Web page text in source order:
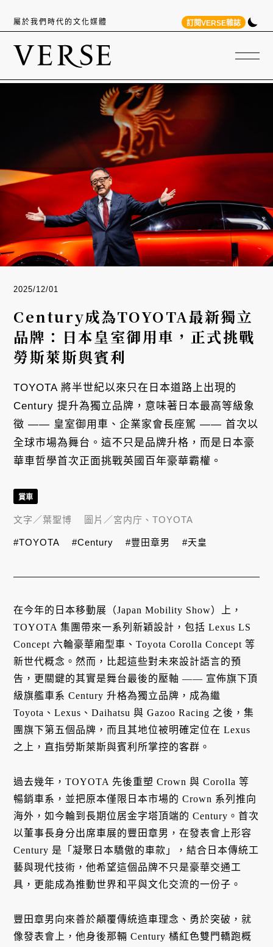
屬於我們時代的文化媒體 訂閱VERSE雜誌
2025/12/01
Century成為TOYOTA最新獨立
品牌：日本皇室御用車，正式挑戰
勞斯萊斯與賓利
TOYOTA 將半世紀以來只在日本道路上出現的
Century 提升為獨立品牌，意味著日本最高等級象
徵 —— 皇室御用車、企業家會長座駕 —— 首次以
全球市場為舞台。這不只是品牌升格，而是日本豪
華車哲學首次正面挑戰英國百年豪華霸權。
在今年的日本移動展（Japan Mobility Show）上，
TOYOTA 集團帶來一系列新穎設計，包括 Lexus LS
Concept 六輪豪華廂型車、Toyota Corolla Concept 等
新世代概念。然而，比起這些對未來設計語言的預
告，更關鍵的其實是舞台最後的壓軸 —— 宣佈旗下頂
級旗艦車系 Century 升格為獨立品牌，成為繼
Toyota、Lexus、Daihatsu 與 Gazoo Racing 之後，集
團旗下第五個品牌，而且其地位被明確定位在 Lexus
之上，直指勞斯萊斯與賓利所掌控的客群。
過去幾年，TOYOTA 先後重塑 Crown 與 Corolla 等
暢銷車系，並把原本僅限日本市場的 Crown 系列推向
海外，如今輪到長期位居金字塔頂端的 Century。首次
以董事長身分出席車展的豐田章男，在發表會上形容
Century 是「凝聚日本驕傲的車款」，結合日本傳統工
藝與現代技術，他希望這個品牌不只是豪華交通工
具，更能成為推動世界和平與文化交流的一份子。
豐田章男向來善於顛覆傳統造車理念、勇於突破，就
像發表會上，他身後那輛 Century 橘紅色雙門轎跑概
賞車
文字／葉聖博 圖片／宮内庁、TOYOTA
#TOYOTA #Century #豐田章男 #天皇